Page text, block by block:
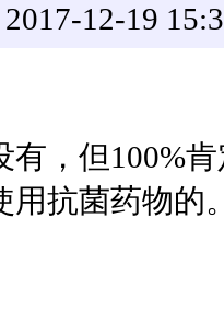
12-19
有，但100%
用抗菌药物的